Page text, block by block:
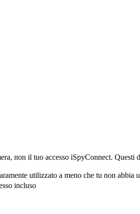
non il tuo accesso iSpyConnect.
utilizzato a meno che tu non abbia
incluso